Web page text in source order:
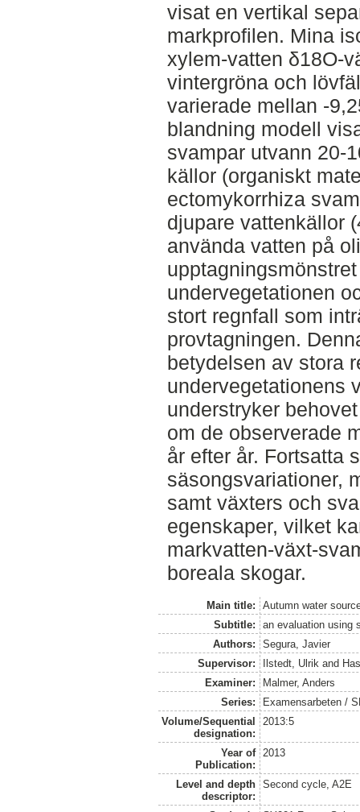
visat en vertikal
markprofilen. Mina
xylem-vatten δ18O-
vintergröna och
varierade mellan -
blandning modell
svampar utvann 20-
källor (organiskt
ectomykorrhiza
djupare vattenkällor
använda vatten på
undervegetationen
stort regnfall som
provtagningen.
betydelsen av stora
undervegetationens
understryker
om de observerade
år efter år. Fortsatta
säsongsvariationer,
samt växters och
egenskaper, vilket
markvatten-växt-
boreala skogar.
Main title:
Autumn water
Subtitle:
an evaluation using
Authors:
Segura, Javier
Supervisor:
Ilstedt, Ulrik and
Examiner:
Malmer, Anders
Series:
Examensarbeten /
Volume/Sequential
designation:
2013:5
Year of
Publication:
2013
Level and depth
descriptor:
Second cycle, A2E